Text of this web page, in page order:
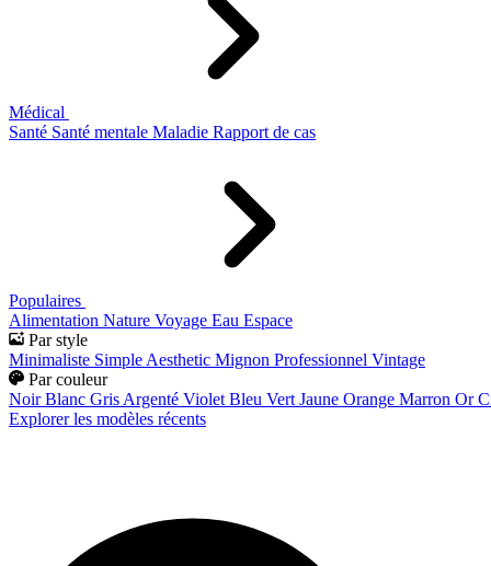
Médical
Santé Santé mentale Maladie Rapport de cas
Populaires
Alimentation Nature Voyage Eau Espace
Par style
Minimaliste Simple Aesthetic Mignon Professionnel Vintage
Par couleur
Noir Blanc Gris Argenté Violet Bleu Vert Jaune Orange Marron Or
Explorer les modèles récents